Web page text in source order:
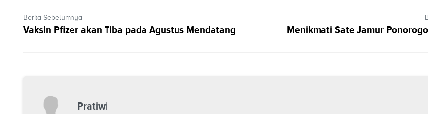
Berita Sebelumnya
Vaksin Pfizer akan Tiba pada Agustus Mendatang Menikmati Sate Jamur
Pratiwi